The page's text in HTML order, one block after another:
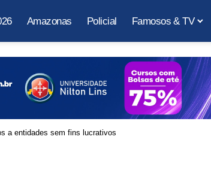
Amazonas Policial Famosos & TV
a entidades sem fins lucrativos